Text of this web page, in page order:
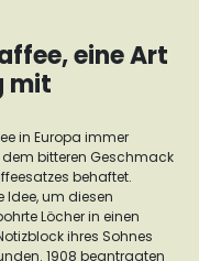
eine Art
mit
in Europa immer
bitteren Geschmack
behaftet.
um diesen
Löcher in einen
ihres Sohnes
1908 beantragten